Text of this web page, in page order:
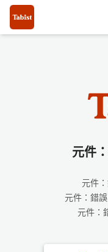
元件
元件
元件：錯
元件：